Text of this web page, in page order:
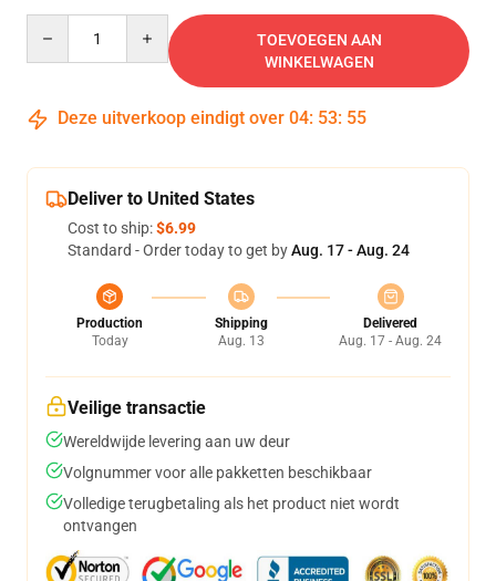
TOEVOEGEN AAN
WINKELWAGEN
Deze uitverkoop eindigt over 04: 53: 54
Deliver to United States
Cost to ship:$6.99
Standard - Order today to get byAug. 17 - Aug. 24
Production
Today
Shipping
Aug. 13
Delivered
Aug. 17 - Aug. 24
Veilige transactie
Wereldwijde levering aan uw deur
Volgnummer voor alle pakketten beschikbaar
Volledige terugbetaling als het product niet wordt
ontvangen